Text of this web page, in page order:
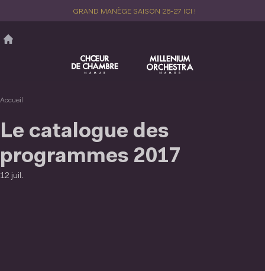
principal
GRAND MANÈGE SAISON 26-27 ICI !
Accueil
Le catalogue des
programmes 2017
12 juil.